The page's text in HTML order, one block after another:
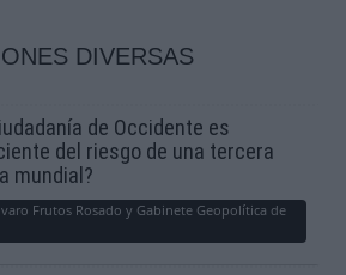
DIVERSAS
de Occidente es
del riesgo de una tercera
mundial?
Frutos Rosado y Gabinete Geopolítica de